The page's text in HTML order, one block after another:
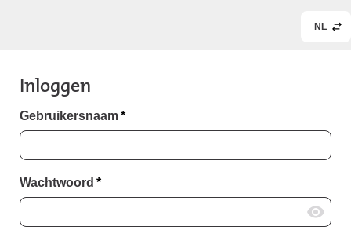
NL
Inloggen
Gebruikersnaam*
Wachtwoord *